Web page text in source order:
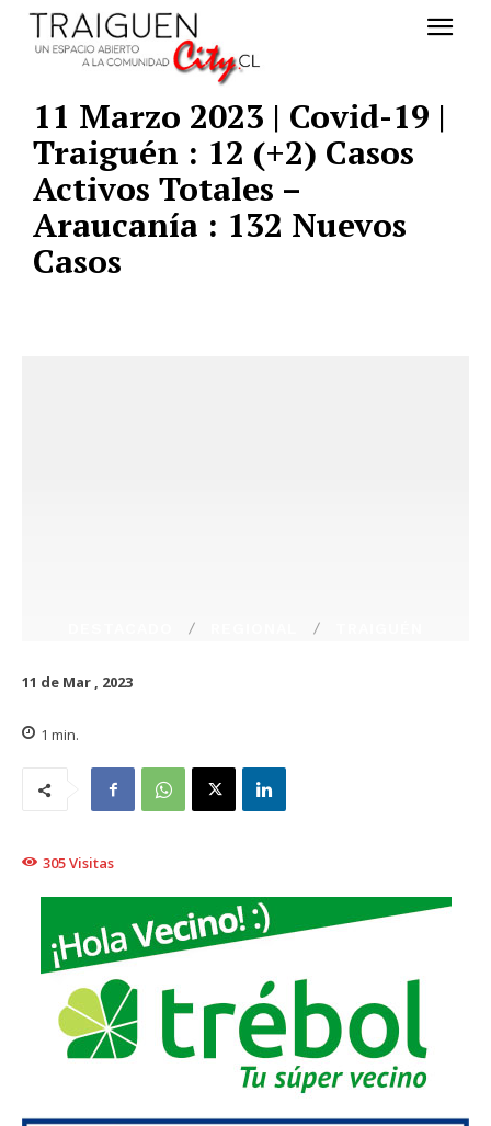
11 Marzo 2023 | Covid-19 |
Traiguén : 12 (+2) Casos
Activos Totales –
Araucanía : 132 Nuevos
Casos
11 de Mar , 2023
1 min.
305Visitas